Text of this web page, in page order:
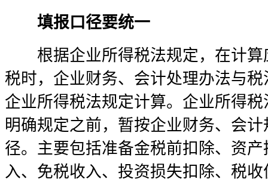
填报口径要统一
根据企业所得税法规定，在计算
税时，企业财务、会计处理办法与
企业所得税法规定计算。企业所得
明确规定之前，暂按企业财务、会
径。主要包括准备金税前扣除、资
入、免税收入、投资损失扣除、税